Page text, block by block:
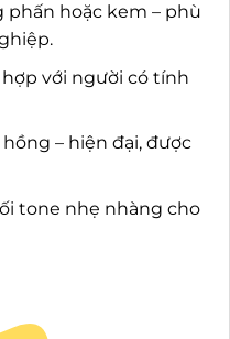
phấn hoặc kem – phù
với người có tính
– hiện đại, được
tone nhẹ nhàng cho